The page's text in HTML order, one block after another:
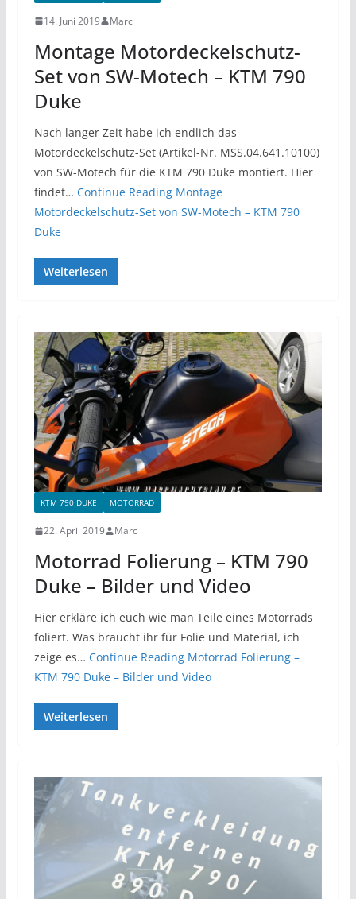
14. Juni 2019 Marc
Montage Motordeckelschutz-
Set von SW-Motech – KTM 790
Duke
Nach langer Zeit habe ich endlich das
Motordeckelschutz-Set (Artikel-Nr. MSS.04.641.10100)
von SW-Motech für die KTM 790 Duke montiert. Hier
findet… Continue ReadingMontage
Motordeckelschutz-Set von SW-Motech – KTM 790
Duke
Weiterlesen
KTM 790 DUKE MOTORRAD
22. April 2019 Marc
Motorrad Folierung – KTM 790
Duke – Bilder und Video
Hier erkläre ich euch wie man Teile eines Motorrads
foliert. Was braucht ihr für Folie und Material, ich
zeige es… Continue ReadingMotorrad Folierung –
KTM 790 Duke – Bilder und Video
Weiterlesen